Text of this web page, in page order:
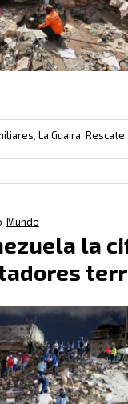
, La Guaira, Rescate,
Mundo
la